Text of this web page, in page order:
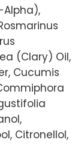
Alpha),
(Clary) Oil,
Cucumis
Citronellol,